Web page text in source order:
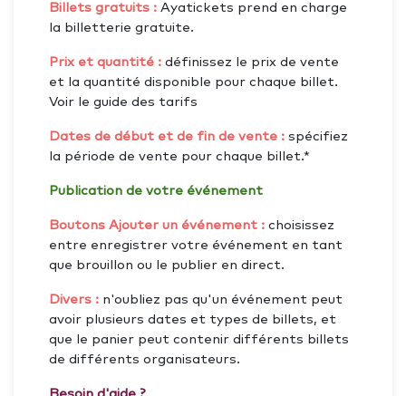
Billets gratuits : Ayatickets prend en charge
la billetterie gratuite.
Prix et quantité : définissez le prix de vente
et la quantité disponible pour chaque billet.
Voir le guide des tarifs
Dates de début et de fin de vente : spécifiez
la période de vente pour chaque billet.*
Publication de votre événement
Boutons Ajouter un événement : choisissez
entre enregistrer votre événement en tant
que brouillon ou le publier en direct.
Divers : n'oubliez pas qu'un événement peut
avoir plusieurs dates et types de billets, et
que le panier peut contenir différents billets
de différents organisateurs.